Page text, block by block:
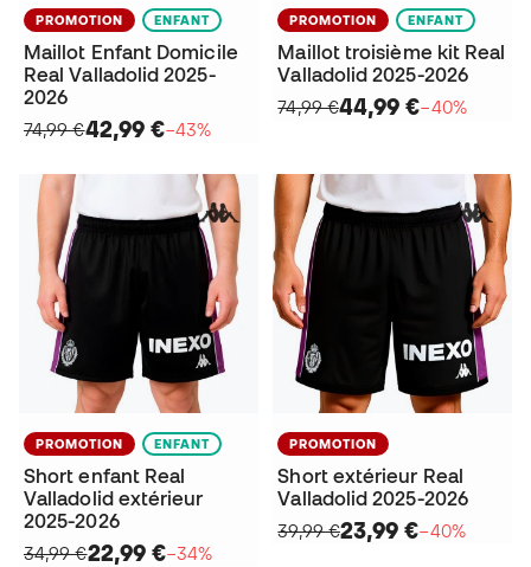
PROMOTION ENFANT
Maillot Enfant Domicile
Real Valladolid 2025-
2026
74,99 €42,99 €−43%
PROMOTION ENFANT
Maillot troisième kit Real
Valladolid 2025-2026
74,99 €44,99 €−40%
PROMOTION ENFANT
Short enfant Real
Valladolid extérieur
2025-2026
34,99 €22,99 €−34%
PROMOTION
Short extérieur Real
Valladolid 2025-2026
39,99 €23,99 €−40%